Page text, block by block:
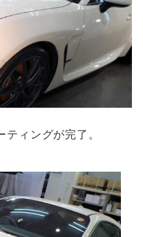
ィングが完了。